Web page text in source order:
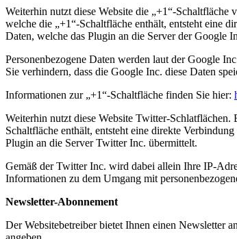
Weiterhin nutzt diese Website die „+1“-
welche die „+1“-Schaltfläche enthält, entsteht eine
Daten, welche das Plugin an die Server der Google
Personenbezogene Daten werden laut der Google
Sie verhindern, dass die Google Inc. diese Daten
Informationen zur „+1“-Schaltfläche finden Sie hier:
Weiterhin nutzt diese Website Twitter-
Schaltfläche enthält, entsteht eine direkte
Plugin an die Server Twitter Inc. übermittelt.
Gemäß der Twitter Inc. wird dabei allein Ihre IP-
Informationen zu dem Umgang mit
Newsletter-Abonnement
Der Websitebetreiber bietet Ihnen einen Newsletter